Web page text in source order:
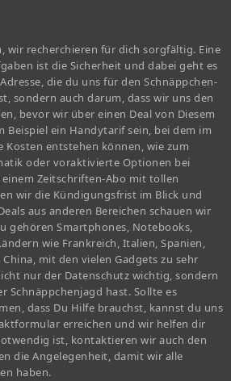
wir recherchieren für dich sorgfältig. Eine
ist die Sicherheit und dabei geht es
die du uns für den Schnäppchen-
sondern auch darum, dass wir uns den
bevor wir über einen Deal von Diesem
Beispiel ein Handytarif sein, bei dem im
Kosten entstehen können, wie zum
oder voraktivierte Optionen bei
einem Zeitschriften-Abo mit tollen
wir die Kündigungsfrist im Blick und
aus anderen Bereichen schauen wir
gehören Smartphones, Notebooks,
wie Frankreich, Italien, Spanien,
mit den vielen Gadgets zu sehr
nur der Datenschutz wichtig, sondern
Schnäppchenjagd hast. Sollte es
dass Du Hilfe brauchst, kannst du uns
erreichen und wir helfen dir
ist, kontaktieren wir auch den
die Angelegenheit, damit wir alle
haben.